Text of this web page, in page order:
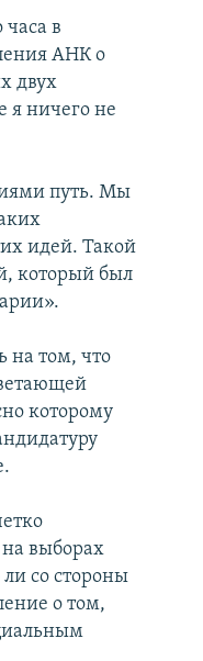
часа в
АНК о
двух
я ничего не
путь. Мы
идей. Такой
который был
на том, что
которому
на выборах
со стороны
о том,